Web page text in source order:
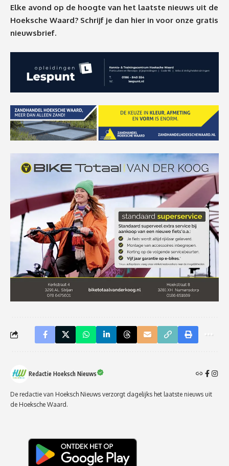
Elke avond op de hoogte van het laatste nieuws uit de
Hoeksche Waard? Schrijf je dan hier in voor onze gratis
nieuwsbrief.
Redactie Hoeksch Nieuws
De redactie van Hoeksch Nieuws verzorgt dagelijks het laatste nieuws uit
de Hoeksche Waard.